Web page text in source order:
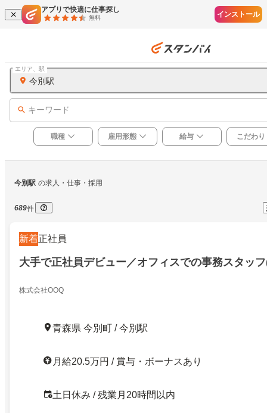
アプリで快適に仕事探し
無料 インストール
今別駅
エリア、駅
キーワード
職種 雇用形態 給与 こだわり
今別駅 の求人・仕事・採用
689件
新着正社員
大手で正社員デビュー／オフィスでの事務スタッ
株式会社OOQ
青森県 今別町 / 今別駅
月給20.5万円 / 賞与・ボーナスあり
土日休み / 残業月20時間以内